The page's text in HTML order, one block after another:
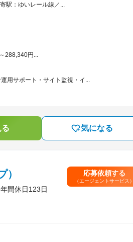
駅：ゆいレール線／...
288,340円...
用サポート・サイト監視・イ...
気になる
）
間休日123日
応募依頼する
（エージェントサービス）